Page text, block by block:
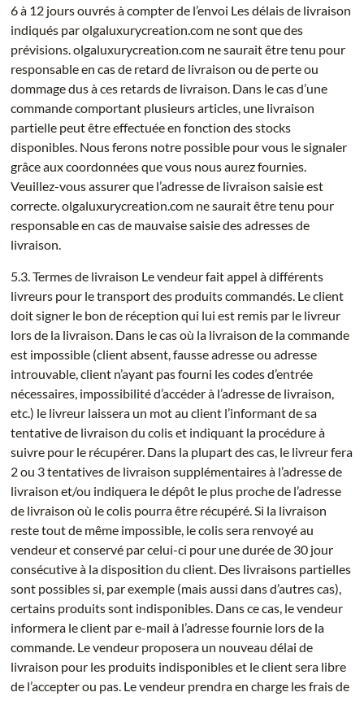
6 à 12 jours ouvrés à compter de l’envoi Les délais de livraison
indiqués par olgaluxurycreation.com ne sont que des
prévisions. olgaluxurycreation.com ne saurait être tenu pour
responsable en cas de retard de livraison ou de perte ou
dommage dus à ces retards de livraison. Dans le cas d’une
commande comportant plusieurs articles, une livraison
partielle peut être effectuée en fonction des stocks
disponibles. Nous ferons notre possible pour vous le signaler
grâce aux coordonnées que vous nous aurez fournies.
Veuillez-vous assurer que l’adresse de livraison saisie est
correcte. olgaluxurycreation.com ne saurait être tenu pour
responsable en cas de mauvaise saisie des adresses de
livraison.
5.3. Termes de livraison Le vendeur fait appel à différents
livreurs pour le transport des produits commandés. Le client
doit signer le bon de réception qui lui est remis par le livreur
lors de la livraison. Dans le cas où la livraison de la commande
est impossible (client absent, fausse adresse ou adresse
introuvable, client n’ayant pas fourni les codes d’entrée
nécessaires, impossibilité d’accéder à l’adresse de livraison,
etc.) le livreur laissera un mot au client l’informant de sa
tentative de livraison du colis et indiquant la procédure à
suivre pour le récupérer. Dans la plupart des cas, le livreur fera
2 ou 3 tentatives de livraison supplémentaires à l’adresse de
livraison et/ou indiquera le dépôt le plus proche de l’adresse
de livraison où le colis pourra être récupéré. Si la livraison
reste tout de même impossible, le colis sera renvoyé au
vendeur et conservé par celui-ci pour une durée de 30 jour
consécutive à la disposition du client. Des livraisons partielles
sont possibles si, par exemple (mais aussi dans d’autres cas),
certains produits sont indisponibles. Dans ce cas, le vendeur
informera le client par e-mail à l’adresse fournie lors de la
commande. Le vendeur proposera un nouveau délai de
livraison pour les produits indisponibles et le client sera libre
de l’accepter ou pas. Le vendeur prendra en charge les frais de